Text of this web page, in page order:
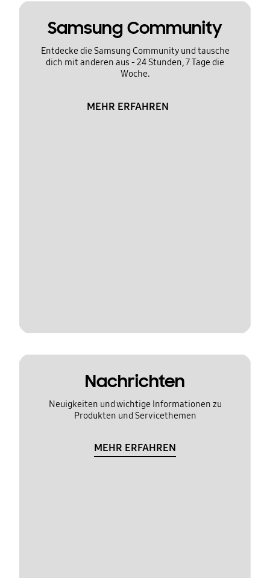
Samsung Community
Entdecke die Samsung Community und tausche
dich mit anderen aus - 24 Stunden, 7 Tage die
Woche.
MEHR ERFAHREN
Nachrichten
Neuigkeiten und wichtige Informationen zu
Produkten und Servicethemen
MEHR ERFAHREN